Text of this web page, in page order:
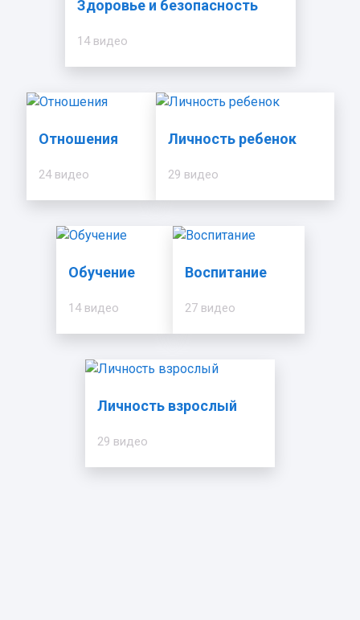
Здоровье и безопасность
14 видео
Отношения
24 видео
Личность ребенок
29 видео
Обучение
14 видео
Воспитание
27 видео
Личность взрослый
29 видео